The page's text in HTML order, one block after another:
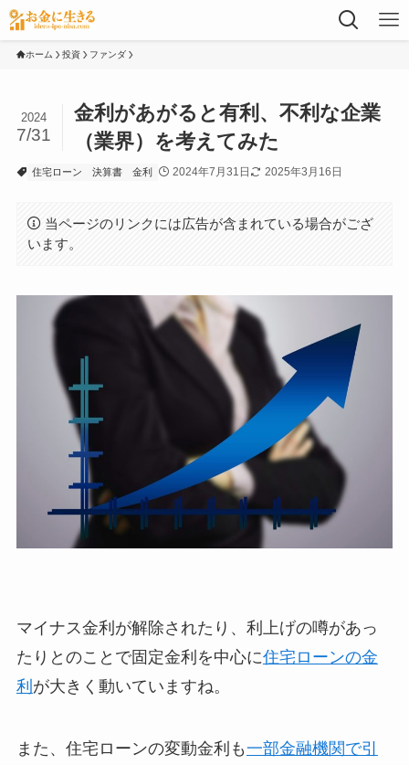
ホーム 投資 ファンダ
金利があがると有利、不利な企業
（業界）を考えてみた
2024
7/31
住宅ローン 決算書 金利 2024年7月31日 2025年3月16日
当ページのリンクには広告が含まれている場合がござ
います。
マイナス金利が解除されたり、利上げの噂があっ
たりとのことで固定金利を中心に住宅ローンの金
利 が大きく動いていますね。
また、住宅ローンの変動金利も一部金融機関で引